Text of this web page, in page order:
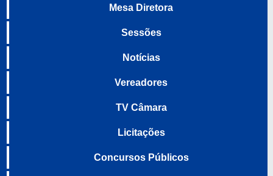
Mesa Diretora
Sessões
Notícias
Vereadores
TV Câmara
Licitações
Concursos Públicos